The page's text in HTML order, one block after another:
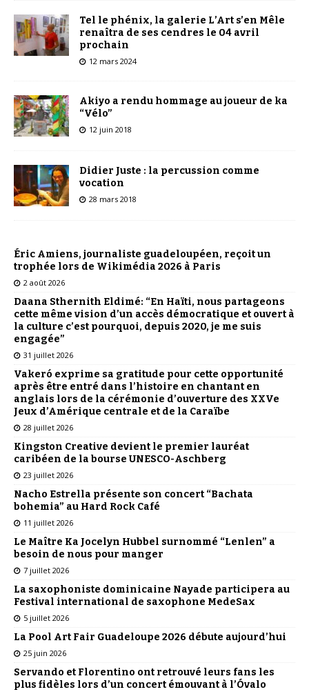
Tel le phénix, la galerie L’Art s’en Mêle
renaîtra de ses cendres le 04 avril
prochain
12 mars 2024
Akiyo a rendu hommage au joueur de ka
“Vélo”
12 juin 2018
Didier Juste : la percussion comme
vocation
28 mars 2018
Éric Amiens, journaliste guadeloupéen, reçoit un
trophée lors de Wikimédia 2026 à Paris
2 août 2026
Daana Sthernith Eldimé: “En Haïti, nous partageons
cette même vision d’un accès démocratique et ouvert à
la culture c’est pourquoi, depuis 2020, je me suis
engagée”
31 juillet 2026
Vakeró exprime sa gratitude pour cette opportunité
après être entré dans l’histoire en chantant en
anglais lors de la cérémonie d’ouverture des XXVe
Jeux d’Amérique centrale et de la Caraïbe
28 juillet 2026
Kingston Creative devient le premier lauréat
caribéen de la bourse UNESCO-Aschberg
23 juillet 2026
Nacho Estrella présente son concert “Bachata
bohemia” au Hard Rock Café
11 juillet 2026
Le Maître Ka Jocelyn Hubbel surnommé “Lenlen” a
besoin de nous pour manger
7 juillet 2026
La saxophoniste dominicaine Nayade participera au
Festival international de saxophone MedeSax
5 juillet 2026
La Pool Art Fair Guadeloupe 2026 débute aujourd’hui
25 juin 2026
Servando et Florentino ont retrouvé leurs fans les
plus fidèles lors d’un concert émouvant à l’Óvalo